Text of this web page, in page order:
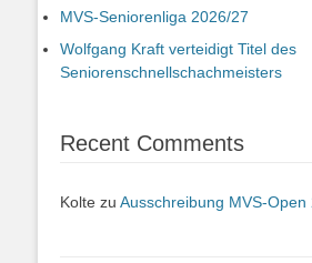
MVS-Seniorenliga 2026/27
Wolfgang Kraft verteidigt Titel des
Seniorenschnellschachmeisters
Recent Comments
Kolte zu Ausschreibung MVS-Open